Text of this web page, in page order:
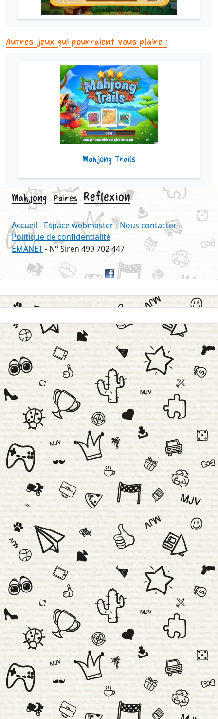
Autres jeux qui pourraient vous plaire :
Mahjong Trails
Mahjong -Paires- Reflexion
Accueil - Espace webmaster-Nous contacter-
Politique de confidentialité
EMANET- N° Siren 499 702 447